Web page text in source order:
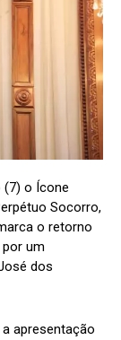
(7) o Ícone
Socorro,
o retorno
um
dos
apresentação